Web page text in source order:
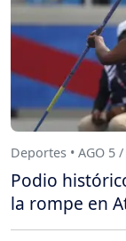
Deportes • AGO 5
Podio
la rompe en